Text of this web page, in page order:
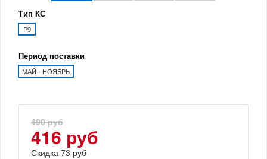
Тип КС
P9
Период поставки
МАЙ - НОЯБРЬ
490 руб
416 руб
Скидка 73 руб